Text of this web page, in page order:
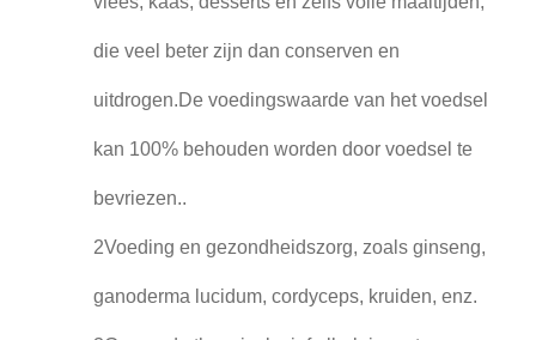
die veel beter zijn dan conserven en
uitdrogen.De voedingswaarde van het voedsel
kan 100% behouden worden door voedsel te
bevriezen..
2Voeding en gezondheidszorg, zoals ginseng,
ganoderma lucidum, cordyceps, kruiden, enz.